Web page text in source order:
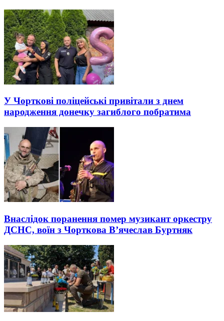
У Чорткові поліцейські привітали з днем
народження донечку загиблого побратима
Внаслідок поранення помер музикант оркестру
ДСНС, воїн з Чорткова В’ячеслав Буртняк